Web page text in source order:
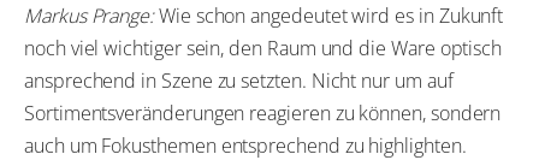
Markus Prange:Wie schon angedeutet wird es in Zukunft
noch viel wichtiger sein, den Raum und die Ware optisch
ansprechend in Szene zu setzten. Nicht nur um auf
Sortimentsveränderungen reagieren zu können, sondern
auch um Fokusthemen entsprechend zu highlighten.